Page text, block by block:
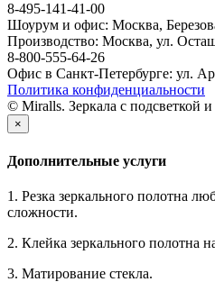
8-495-141-41-00
Шоурум и офис: Москва,
Производство: Москва, ул.
8-800-555-64-26
Офис в Санкт-Петербурге: ул.
Политика конфиденциальности
© Miralls. Зеркала с подсветкой
×
Дополнительные услуги
1. Резка зеркального полотна
сложности.
2. Клейка зеркального полотна
3. Матирование стекла.